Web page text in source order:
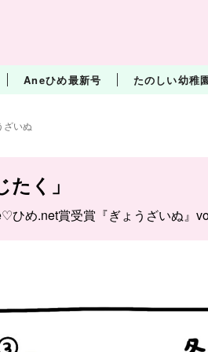
Aneひめ最新号 たのしい幼稚
ざいぬ
く」
め.net賞受賞『ぎょうざいぬ』